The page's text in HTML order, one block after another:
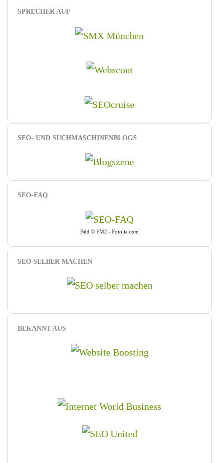
SPRECHER AUF
SEO- UND SUCHMASCHINENBLOGS
SEO-FAQ
Bild © FM2 - Fotolia.com
SEO SELBER MACHEN
BEKANNT AUS